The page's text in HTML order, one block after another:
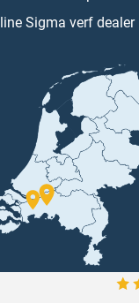
Sigma verf dealer